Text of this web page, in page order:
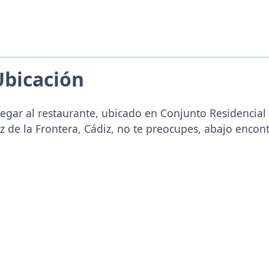
al restaurante, ubicado en Conjunto
de la Frontera, Cádiz, no te preocupes, abajo